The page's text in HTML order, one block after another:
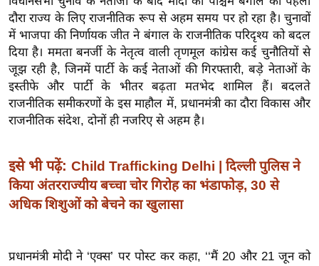
ख्सि
य
त
यं
ग
इं
डि
सा
हि
त्य
त
दौरा राज्य के लिए राजनीतिक रूप से अहम समय पर हो रहा है। चुनावों
में भाजपा की निर्णायक जीत ने बंगाल के राजनीतिक परिदृश्य को बदल
दिया है। ममता बनर्जी के नेतृत्व वाली तृणमूल कांग्रेस कई चुनौतियों से
जूझ रही है, जिनमें पार्टी के कई नेताओं की गिरफ्तारी, बड़े नेताओं के
इस्तीफे और पार्टी के भीतर बढ़ता मतभेद शामिल हैं। बदलते
राजनीतिक समीकरणों के इस माहौल में, प्रधानमंत्री का दौरा विकास और
राजनीतिक संदेश, दोनों ही नजरिए से अहम है।
इसे भी पढ़ें: Child Trafficking Delhi | दिल्ली पुलिस ने
किया अंतरराज्यीय बच्चा चोर गिरोह का भंडाफोड़, 30 से
अधिक शिशुओं को बेचने का खुलासा
प्रधानमंत्री मोदी ने ‘एक्स’ पर पोस्ट कर कहा, ‘‘मैं 20 और 21 जून को